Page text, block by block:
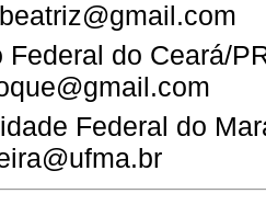
Federal do Ceará/
Federal do